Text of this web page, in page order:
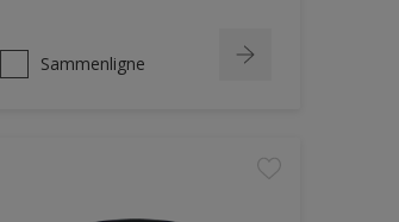
Sammenligne